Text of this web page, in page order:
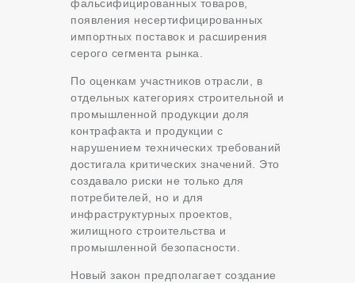
фальсифицированных товаров,
появления несертифицированных
импортных поставок и расширения
серого сегмента рынка.
По оценкам участников отрасли, в
отдельных категориях строительной и
промышленной продукции доля
контрафакта и продукции с
нарушением технических требований
достигала критических значений. Это
создавало риски не только для
потребителей, но и для
инфраструктурных проектов,
жилищного строительства и
промышленной безопасности.
Новый закон предполагает создание